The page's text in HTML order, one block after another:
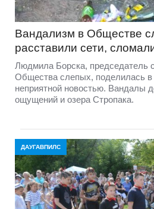
Вандализм в Обществе
расставили сети,
Людмила Борска, председатель
Общества слепых, поделилась в
неприятной новостью. Вандалы
ощущений и озера Стропака.
ДАУГАВПИЛС